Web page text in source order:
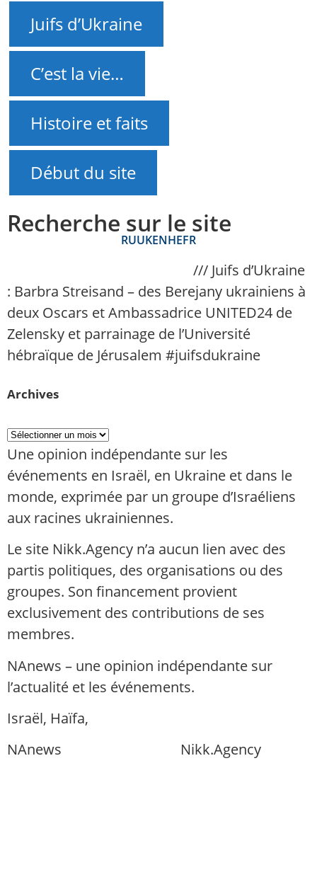
Juifs d’Ukraine
C’est la vie…
Histoire et faits
Début du site
Recherche sur le site
RUUKENHEFR
/// Juifs d’Ukraine
: Barbra Streisand – des Berejany ukrainiens à
deux Oscars et Ambassadrice UNITED24 de
Zelensky et parrainage de l’Université
hébraïque de Jérusalem #juifsdukraine
Archives
Une opinion indépendante sur les
événements en Israël, en Ukraine et dans le
monde, exprimée par un groupe d’Israéliens
aux racines ukrainiennes.
Le site Nikk.Agency n’a aucun lien avec des
partis politiques, des organisations ou des
groupes. Son financement provient
exclusivement des contributions de ses
membres.
NAnews – une opinion indépendante sur
l’actualité et les événements.
Israël, Haïfa,
NAnews
Nikk.Agency